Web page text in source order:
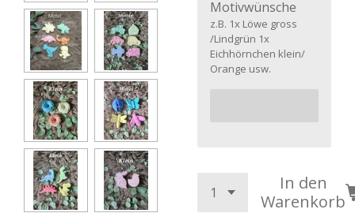
Motivwünsche
z.B. 1x Löwe gross
/Lindgrün 1x
Eichhörnchen klein/
Orange usw.
In den
Warenkorb